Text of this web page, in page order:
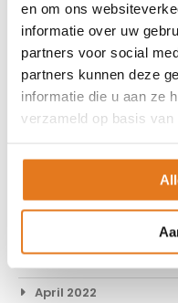
en om ons
informatie over uw
partners voor social
partners kunnen deze
informatie die u aan ze
verzameld op basis van
Maart 2024
Februari 2024
Januari 2024
December 2023
Mei 2023
April 2022